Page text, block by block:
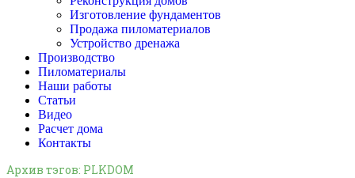
Изготовление фундаментов
Продажа пиломатериалов
Устройство дренажа
Производство
Пиломатериалы
Наши работы
Статьи
Видео
Расчет дома
Контакты
Архив тэгов: PLKDOM